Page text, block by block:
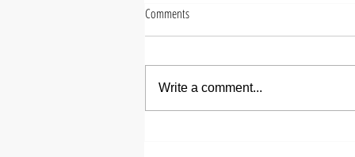
Comments
Write a comment...